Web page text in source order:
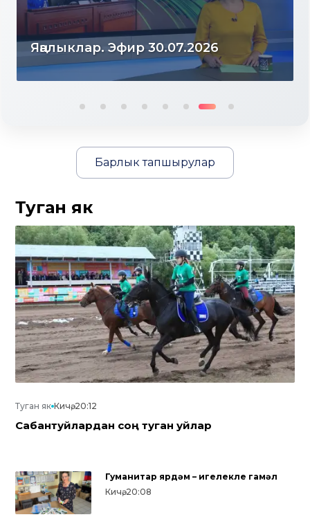
Яңалыклар. Эфир 30.07.2026
Барлык тапшырулар
Туган як
Туган як Кичә, 20:12
Сабантуйлардан соң туган уйлар
Гуманитар ярдәм – игелекле гамәл
Кичә, 20:08